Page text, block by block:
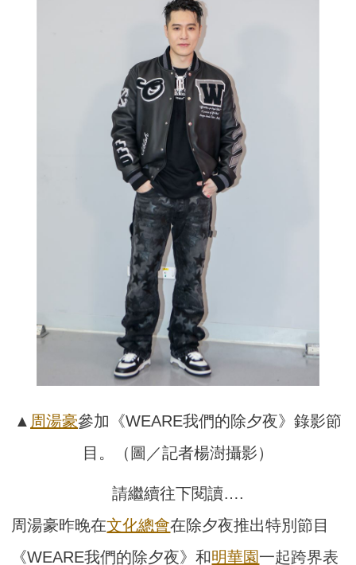
▲ 周湯豪參加《WEARE我們的除夕夜》錄影節
目。（圖／記者楊澍攝影）
請繼續往下閱讀….
周湯豪昨晚在文化總會在除夕夜推出特別節目
《WEARE我們的除夕夜》和明華園一起跨界表